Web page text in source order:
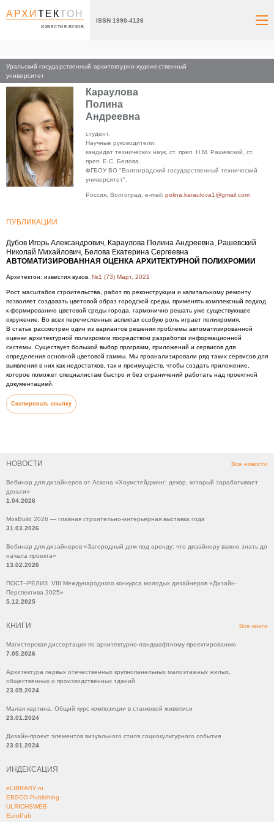
АРХИТЕКТОН
ИЗВЕСТИЯ ВУЗОВ
ISSN 1990-4126
Уральский государственный архитектурно-художественный
университет
НОВОСТИ Все новости
Вебинар для дизайнеров от Аскона «Хоумстейджинг: декор, который зарабатывает
деньги»
1.04.2026
MosBuild 2026 — главная строительно-интерьерная выставка года
31.03.2026
Вебинар для дизайнеров «Загородный дом под аренду: что дизайнеру важно знать до
начала проекта»
13.02.2026
ПОСТ–РЕЛИЗ VIII Международного конкурса молодых дизайнеров «Дизайн-
Перспектива 2025»
5.12.2025
КНИГИ Все книги
Магистерская диссертация по архитектурно-ландшафтному проектированию
7.05.2026
Архитектура первых отечественных крупнопанельных малоэтажных жилых,
общественных и производственных зданий
23.05.2024
Малая картина. Общий курс композиции в станковой живописи
23.01.2024
Дизайн-проект элементов визуального стиля социокультурного события
23.01.2024
ИНДЕКСАЦИЯ
eLIBRARY.ru
EBSCO Publishing
ULRICHSWEB
EuroPub
Главная
Караулова
Полина
Андреевна
студент.
Научные руководители:
кандидат технических наук, ст. преп. Н.М. Рашевский, ст.
преп. Е.С. Белова.
ФГБОУ ВО "Волгоградский государственный технический
университет".
Россия, Волгоград, e-mail: polina.karaulova1@gmail.com
ПУБЛИКАЦИИ
Дубов Игорь Александрович, Караулова Полина Андреевна, Рашевский
Николай Михайлович, Белова Екатерина Сергеевна
АВТОМАТИЗИРОВАННАЯ ОЦЕНКА АРХИТЕКТУРНОЙ ПОЛИХРОМИИ
Архитектон: известия вузов. №1 (73) Март, 2021
Рост масштабов строительства, работ по реконструкции и капитальному ремонту
позволяет создавать цветовой образ городской среды, применять комплексный подход
к формированию цветовой среды города, гармонично решать уже существующее
окружение. Во всех перечисленных аспектах особую роль играет полихромия.
В статье рассмотрен один из вариантов решения проблемы автоматизированной
оценки архитектурной полихромии посредством разработки информационной
системы. Существует большой выбор программ, приложений и сервисов для
определения основной цветовой гаммы. Мы проанализировали ряд таких сервисов для
выявления в них как недостатков, так и преимуществ, чтобы создать приложение,
которое поможет специалистам быстро и без ограничений работать над проектной
документацией.
Скопировать ссылку